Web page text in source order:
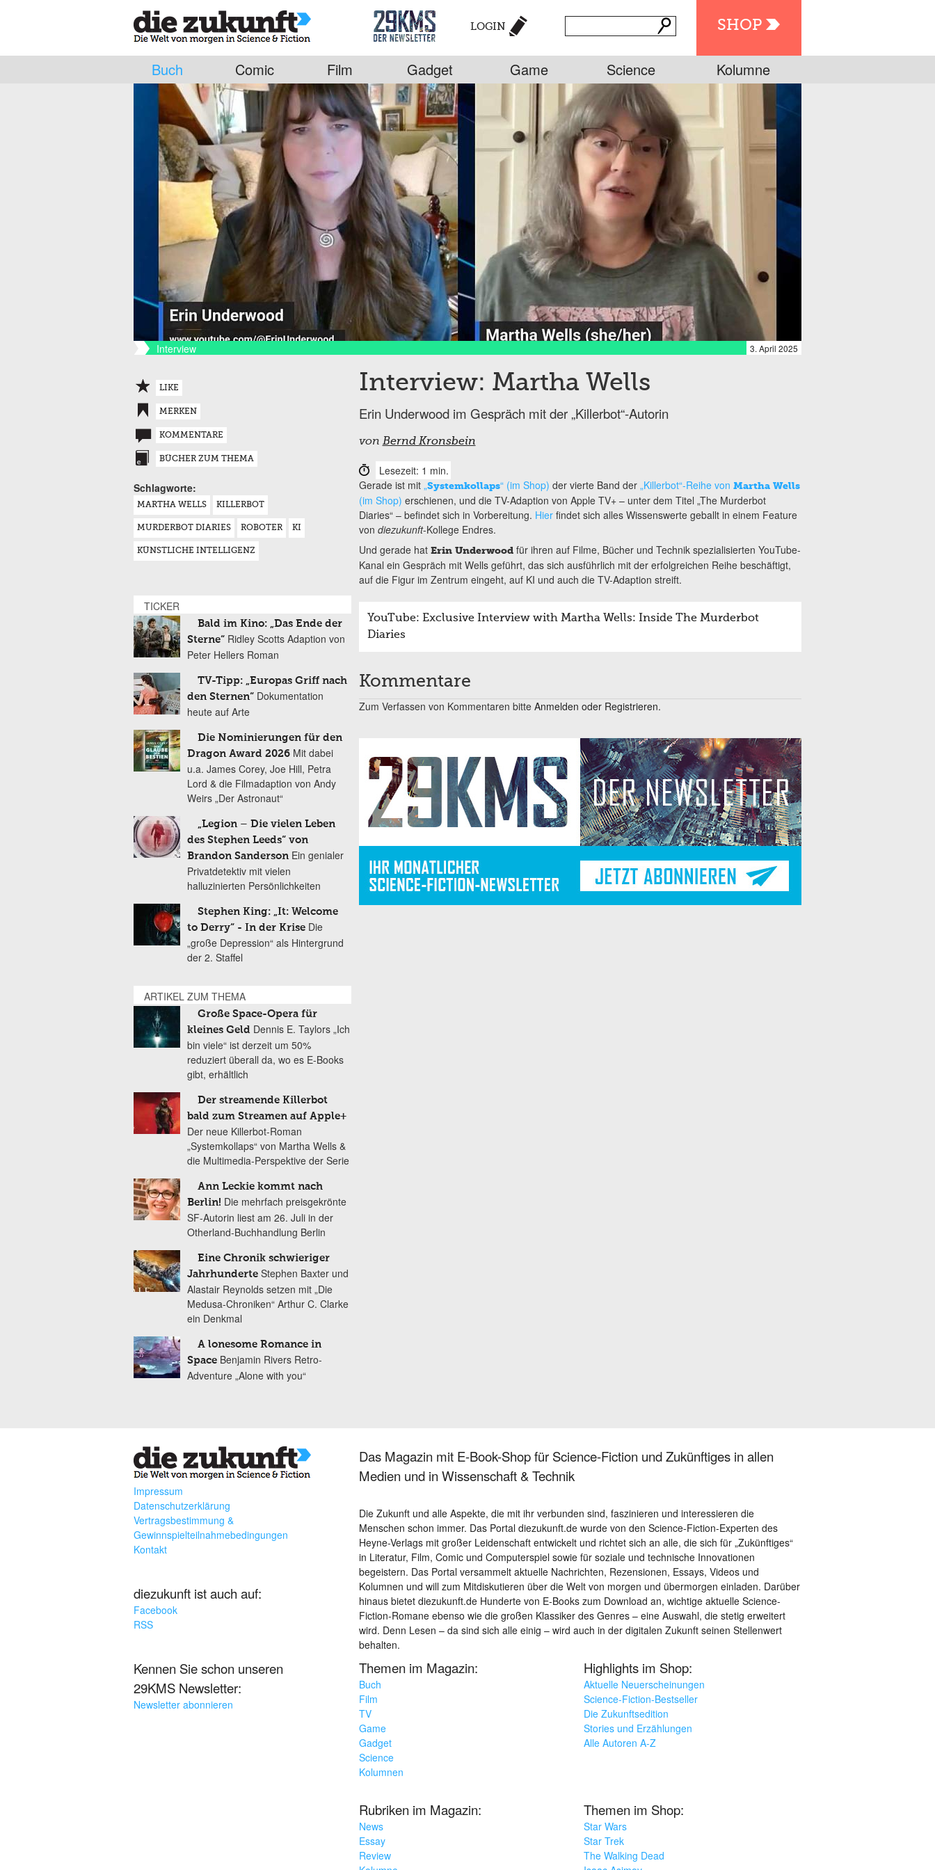
SHOP
LOGIN
Buch Comic Film Gadget Game Science Kolumne
Interview 3. April 2025
Interview: Martha Wells
Erin Underwood im Gespräch mit der „Killerbot“-Autorin
von Bernd Kronsbein
Lesezeit: 1 min.
Gerade ist mit „Systemkollaps“ (im Shop) der vierte Band der „Killerbot“-Reihe von Martha Wells
(im Shop) erschienen, und die TV-Adaption von Apple TV+ – unter dem Titel „The Murderbot
Diaries“ – befindet sich in Vorbereitung. Hierfindet sich alles Wissenswerte geballt in einem Feature
von diezukunft-Kollege Endres.
Und gerade hat Erin Underwoodfür ihren auf Filme, Bücher und Technik spezialisierten YouTube-
Kanal ein Gespräch mit Wells geführt, das sich ausführlich mit der erfolgreichen Reihe beschäftigt,
auf die Figur im Zentrum eingeht, auf KI und auch die TV-Adaption streift.
YouTube: Exclusive Interview with Martha Wells: Inside The Murderbot
Diaries
Kommentare
Zum Verfassen von Kommentaren bitte Anmelden oder Registrieren.
LIKE
MERKEN
KOMMENTARE
BÜCHER ZUM THEMA
Schlagworte:
MARTHA WELLS KILLERBOT
MURDERBOT DIARIES ROBOTER KI
KÜNSTLICHE INTELLIGENZ
TICKER
Bald im Kino: „Das Ende der
Sterne“ Ridley Scotts Adaption von
Peter Hellers Roman
TV-Tipp: „Europas Griff nach
den Sternen“ Dokumentation
heute auf Arte
Die Nominierungen für den
Dragon Award 2026 Mit dabei
u.a. James Corey, Joe Hill, Petra
Lord & die Filmadaption von Andy
Weirs „Der Astronaut“
„Legion – Die vielen Leben
des Stephen Leeds“ von
Brandon Sanderson Ein genialer
Privatdetektiv mit vielen
halluzinierten Persönlichkeiten
Stephen King: „It: Welcome
to Derry“ - In der Krise Die
„große Depression“ als Hintergrund
der 2. Staffel
ARTIKEL ZUM THEMA
Große Space-Opera für
kleines Geld Dennis E. Taylors „Ich
bin viele“ ist derzeit um 50%
reduziert überall da, wo es E-Books
gibt, erhältlich
Der streamende Killerbot
bald zum Streamen auf Apple+
Der neue Killerbot-Roman
„Systemkollaps“ von Martha Wells &
die Multimedia-Perspektive der Serie
Ann Leckie kommt nach
Berlin! Die mehrfach preisgekrönte
SF-Autorin liest am 26. Juli in der
Otherland-Buchhandlung Berlin
Eine Chronik schwieriger
Jahrhunderte Stephen Baxter und
Alastair Reynolds setzen mit „Die
Medusa-Chroniken“ Arthur C. Clarke
ein Denkmal
A lonesome Romance in
Space Benjamin Rivers Retro-
Adventure „Alone with you“
Impressum
Datenschutzerklärung
Vertragsbestimmung &
Gewinnspielteilnahmebedingungen
Kontakt
diezukunft ist auch auf:
Facebook
RSS
Kennen Sie schon unseren
29KMS Newsletter:
Newsletter abonnieren
Das Magazin mit E-Book-Shop für Science-Fiction und Zukünftiges in allen
Medien und in Wissenschaft & Technik
Die Zukunft und alle Aspekte, die mit ihr verbunden sind, faszinieren und interessieren die
Menschen schon immer. Das Portal diezukunft.de wurde von den Science-Fiction-Experten des
Heyne-Verlags mit großer Leidenschaft entwickelt und richtet sich an alle, die sich für „Zukünftiges“
in Literatur, Film, Comic und Computerspiel sowie für soziale und technische Innovationen
begeistern. Das Portal versammelt aktuelle Nachrichten, Rezensionen, Essays, Videos und
Kolumnen und will zum Mitdiskutieren über die Welt von morgen und übermorgen einladen. Darüber
hinaus bietet diezukunft.de Hunderte von E-Books zum Download an, wichtige aktuelle Science-
Fiction-Romane ebenso wie die großen Klassiker des Genres – eine Auswahl, die stetig erweitert
wird. Denn Lesen – da sind sich alle einig – wird auch in der digitalen Zukunft seinen Stellenwert
behalten.
Themen im Magazin:
Buch
Film
TV
Game
Gadget
Science
Kolumnen
Highlights im Shop:
Aktuelle Neuerscheinungen
Science-Fiction-Bestseller
Die Zukunftsedition
Stories und Erzählungen
Alle Autoren A-Z
Rubriken im Magazin:
News
Essay
Review
Themen im Shop:
Star Wars
Star Trek
The Walking Dead